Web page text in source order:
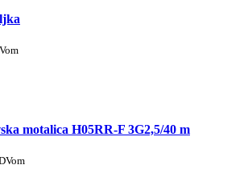
motalica H05RR-F 3G2,5/40 m